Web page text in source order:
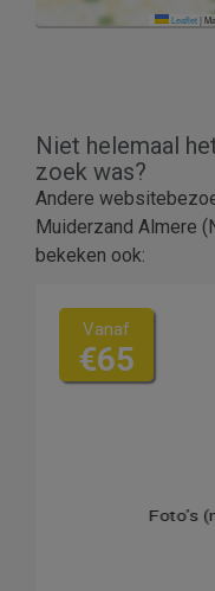
Leaflet|
Niet helemaal
zoek was?
Andere
Muiderzand Almere
bekeken ook:
Vanaf
€65